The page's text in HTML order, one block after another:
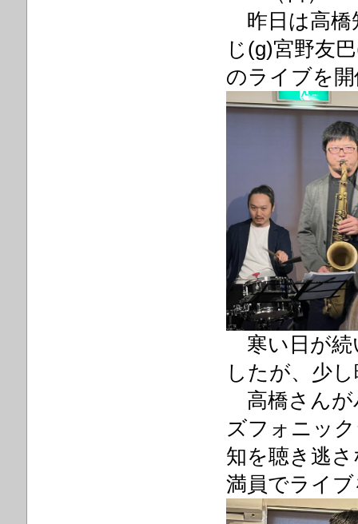
昨日は高橋
じ(g)宮野友
のライブを
寒い日が続
したが、少
高橋さんが
ズフォニッ
知を聴き逃
満員でライ